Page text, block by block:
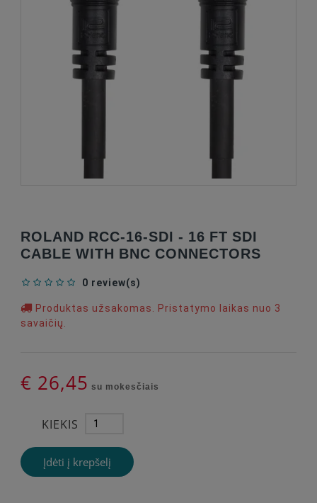
ROLAND RCC-16-SDI - 16 FT SDI
CABLE WITH BNC CONNECTORS
0 review(s)
Produktas užsakomas. Pristatymo laikas nuo 3
savaičių.
€ 26,45 su mokesčiais
KIEKIS
Įdėti į krepšelį